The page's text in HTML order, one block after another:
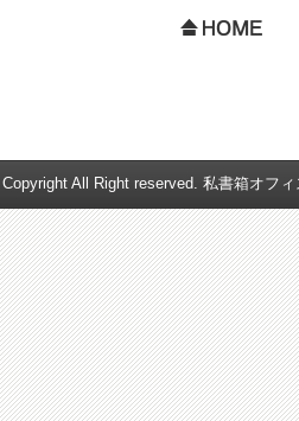
Copyright All Right reserved. 私書箱オフ